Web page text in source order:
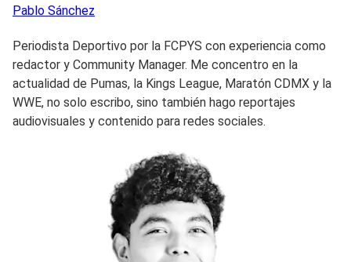
Pablo Sánchez
Periodista Deportivo por la FCPYS con experiencia como
redactor y Community Manager. Me concentro en la
actualidad de Pumas, la Kings League, Maratón CDMX y la
WWE, no solo escribo, sino también hago reportajes
audiovisuales y contenido para redes sociales.